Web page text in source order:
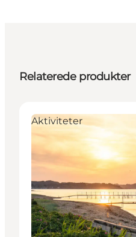
Relaterede produkter
Aktiviteter